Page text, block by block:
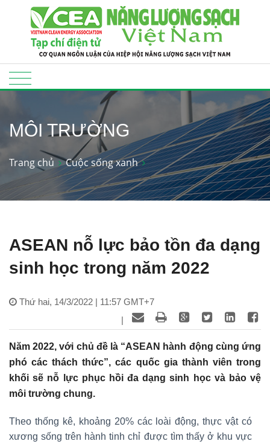
MÔI TRƯỜNG
Trang chủ Cuộc sống xanh
ASEAN nỗ lực bảo tồn đa dạng
sinh học trong năm 2022
Thứ hai, 14/3/2022 | 11:57 GMT+7
|
Năm 2022, với chủ đề là “ASEAN hành động cùng ứng
phó các thách thức”, các quốc gia thành viên trong
khối sẽ nỗ lực phục hồi đa dạng sinh học và bảo vệ
môi trường chung.
Theo thống kê, khoảng 20% các loài động, thực vật có
xương sống trên hành tinh chỉ được tìm thấy ở khu vực